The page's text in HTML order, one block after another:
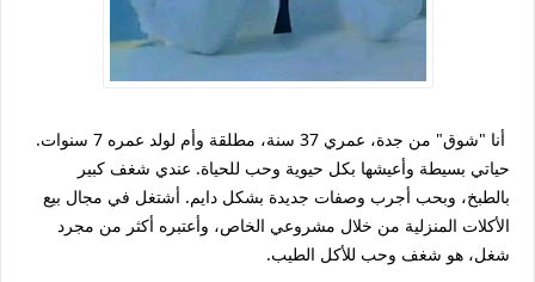
أنا "شوق" من جدة، عمري 37 سنة، مطلقة وأم لولد عمره 7 سنوات.
حياتي بسيطة وأعيشها بكل حيوية وحب للحياة. عندي شغف كبير
بالطبخ، وبحب أجرب وصفات جديدة بشكل دايم. أشتغل في مجال بيع
الأكلات المنزلية من خلال مشروعي الخاص، وأعتبره أكثر من مجرد
شغل، هو شغف وحب للأكل الطيب.